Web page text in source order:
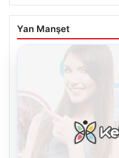
Yan Manşet